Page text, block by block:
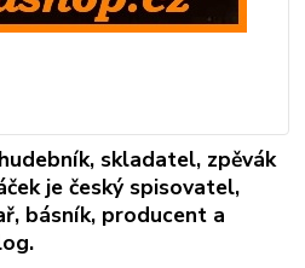
skladatel, zpěvák
je český spisovatel,
básník, producent a